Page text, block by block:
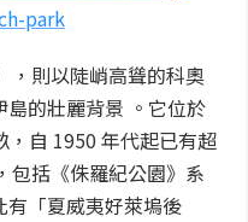
park
，則以陡峭高聳的科奧
的壯麗背景 。它位於
自 1950 年代起已有超
包括《侏羅紀公園》系
「夏威夷好萊塢後